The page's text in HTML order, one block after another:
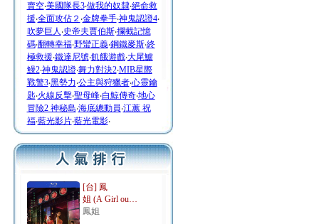
賣空‧美國隊長3‧做我的奴隸‧絕命救
援‧全面攻佔２ ‧金牌拳手‧神鬼認證4‧
吹夢巨人 ‧史帝夫賈伯斯‧攔截記憶
碼‧翻轉幸福‧野蠻正義‧鋼鐵麥斯‧終
極救援‧鐵達尼號‧飢餓遊戲‧大尾鱸
鰻2‧神鬼認證‧舞力對決2‧MIB星際
戰警3‧黑勢力‧公主與狩獵者‧心靈鑰
匙‧火線反擊‧聖母峰‧白鯨傳奇‧地心
冒險2 神秘島‧海底總動員‧江蕙 祝
福‧藍光影片‧藍光電影‧
[台] 鳳
姐 (A Girl ou…
鳳姐